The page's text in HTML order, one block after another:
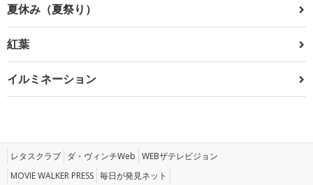
夏休み（夏祭り）
紅葉
イルミネーション
レタスクラブ ダ・ヴィンチWeb WEBザテレビジョン
MOVIE WALKER PRESS 毎日が発見ネット